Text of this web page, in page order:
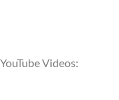
YouTube Videos: